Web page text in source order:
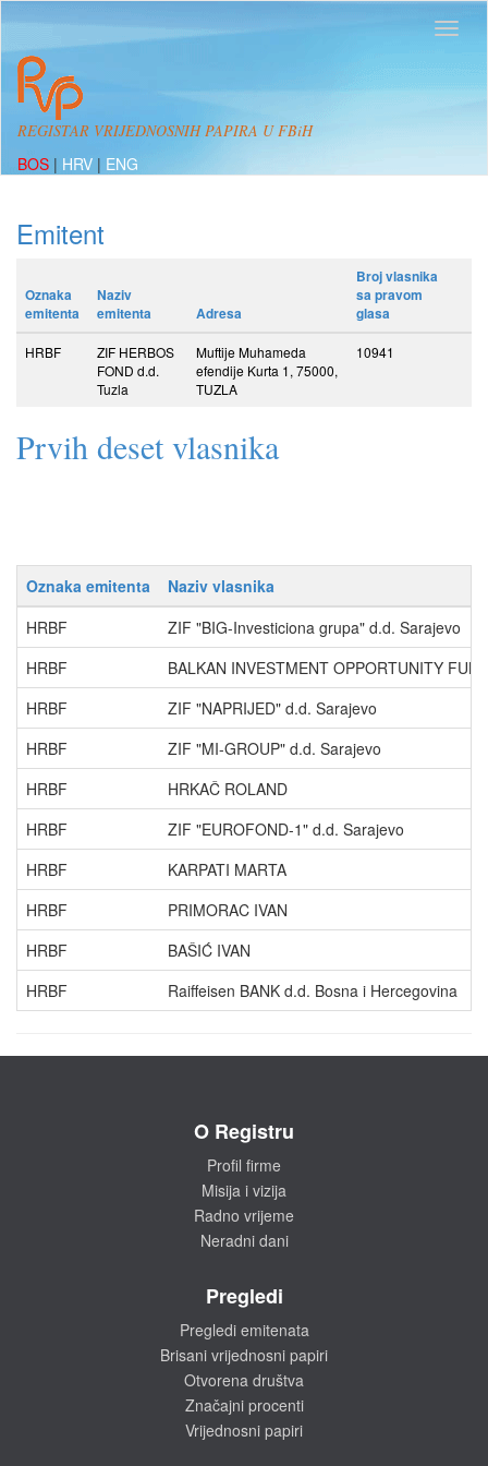
REGISTAR VRIJEDNOSNIH PAPIRA U FBiH
BOS | HRV | ENG
Emitent
Oznaka
emitenta
Naziv
emitenta
Adresa
Broj vlasnika
sa pravom
glasa
HRBF
ZIF HERBOS
FOND d.d.
Tuzla
Muftije Muhameda
efendije Kurta 1, 75000,
TUZLA
10941
Prvih deset vlasnika
Oznaka emitenta
Naziv vlasnika
HRBF
ZIF "BIG-Investiciona grupa" d.d. Sarajevo
HRBF
BALKAN INVESTMENT OPPORTUNITY
HRBF
ZIF "NAPRIJED" d.d. Sarajevo
HRBF
ZIF "MI-GROUP" d.d. Sarajevo
HRBF
HRKAČ ROLAND
HRBF
ZIF "EUROFOND-1" d.d. Sarajevo
HRBF
KARPATI MARTA
HRBF
PRIMORAC IVAN
HRBF
BAŠIĆ IVAN
HRBF
Raiffeisen BANK d.d. Bosna i Hercegovina
O Registru
Profil firme
Misija i vizija
Radno vrijeme
Neradni dani
Pregledi
Pregledi emitenata
Brisani vrijednosni papiri
Otvorena društva
Značajni procenti
Vrijednosni papiri